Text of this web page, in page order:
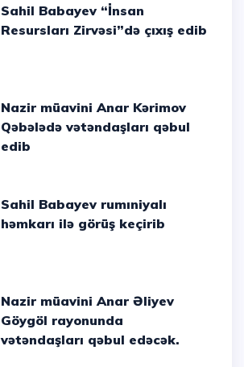
Sahil Babayev “İnsan
Resursları Zirvəsi”də çıxış edib
Nazir müavini Anar Kərimov
Qəbələdə vətəndaşları qəbul
edib
Sahil Babayev rumıniyalı
həmkarı ilə görüş keçirib
Nazir müavini Anar Əliyev
Göygöl rayonunda
vətəndaşları qəbul edəcək.